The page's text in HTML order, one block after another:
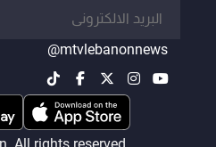
@mtvlebanonnews